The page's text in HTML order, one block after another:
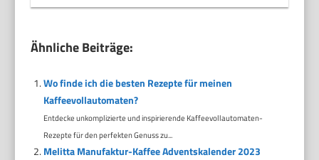
Ähnliche Beiträge:
Wo finde ich die besten Rezepte für meinen
Kaffeevollautomaten?
Entdecke unkomplizierte und inspirierende Kaffeevollautomaten-
Rezepte für den perfekten Genuss zu...
Melitta Manufaktur-Kaffee Adventskalender 2023